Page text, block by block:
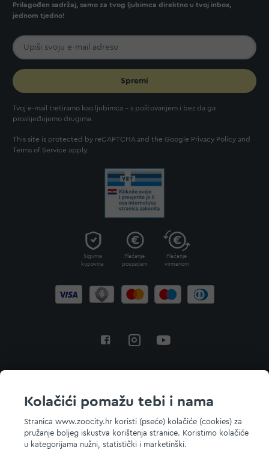
Kolačići pomažu tebi i nama
Stranica www.zoocity.hr koristi (pseće) kolačiće (cookies) za
pružanje boljeg iskustva korištenja stranice. Koristimo kolačiće
u kategorijama nužni, statistički i marketinški.
Prilagođen sadržaj, samo za tvog ljubimca direktno u tvoj inbox,
jednom tjedno!
Spremi
Tvoj e-mail tretiramo kao ljubimca - s poštovanjem i bez da ga
proslijeđujemo drugima.
This site is protected by reCAPTCHA and the Google Privacy Policy and
Terms of Service apply.
Sigurna
kupovina
Plaćanje
pouzećem
Plaćanje
virmanom
© 2026 ZOOCITY. Sva prava zadržana.